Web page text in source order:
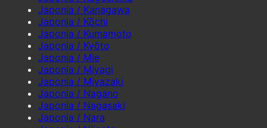
Japonia / Kanagawa
Japonia / Kōchi
Japonia / Kumamoto
Japonia / Kyōto
Japonia / Mie
Japonia / Miyagi
Japonia / Miyazaki
Japonia / Nagano
Japonia / Nagasaki
Japonia / Nara